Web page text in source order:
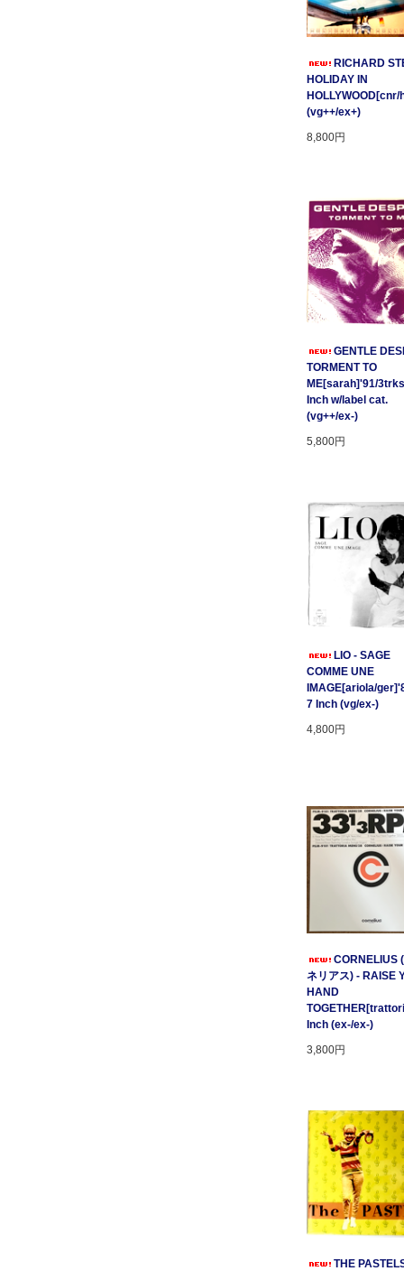
RICHARD
HOLIDAY IN
(vg++/ex+)
8,800円
GENTLE
TORMENT TO
ME[sarah]'91/
Inch w/label cat.
(vg++/ex-)
5,800円
LIO - SAGE
COMME UNE
IMAGE[ariola/
7 Inch (vg/ex-)
4,800円
CORNELIUS
ネリアス) - RAISE
HAND
Inch (ex-/ex-)
3,800円
THE